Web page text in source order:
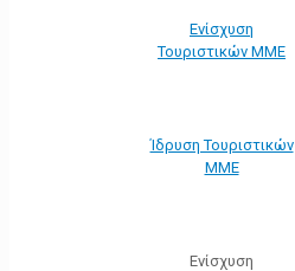
Ενίσχυση
Τουριστικών ΜΜΕ
Ίδρυση Τουριστικών
ΜΜΕ
Ενίσχυση